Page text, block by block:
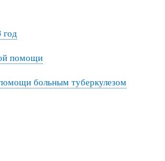
год
помощи
больным туберкулезом